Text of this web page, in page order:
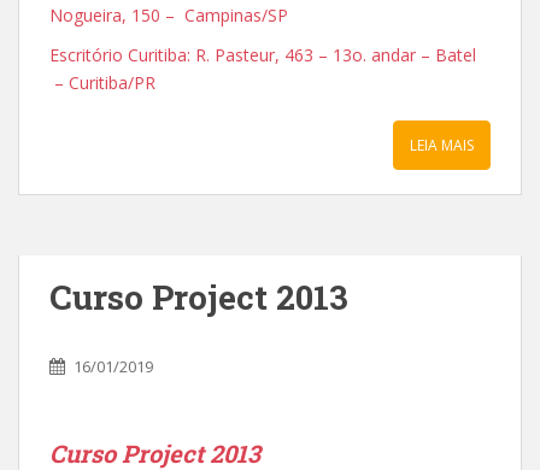
Nogueira, 150 – Campinas/SP
Escritório Curitiba: R. Pasteur, 463 – 13o. andar – Batel
– Curitiba/PR
LEIA MAIS
Curso Project 2013
16/01/2019
Curso Project 2013